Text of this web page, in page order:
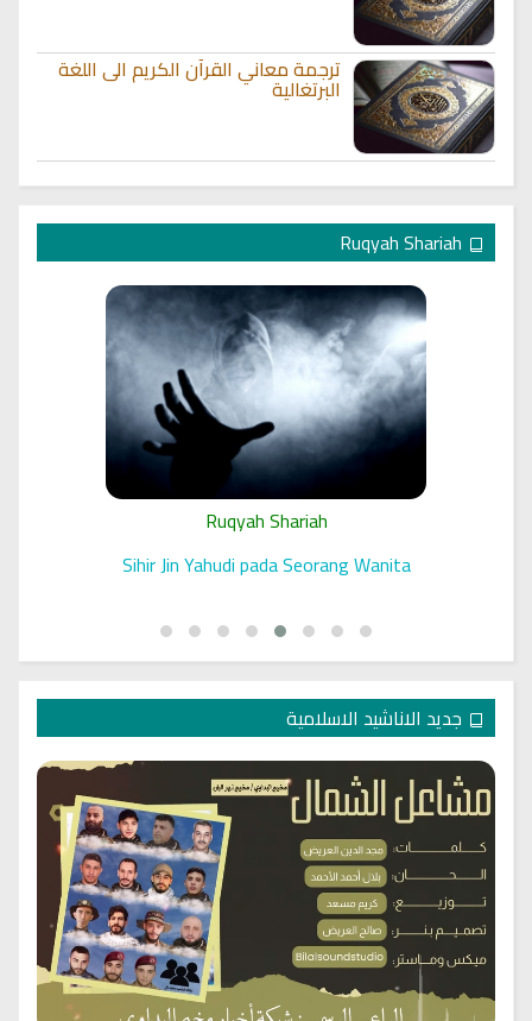
ترجمة معاني القرآن الكريم الى اللغة
البرتغالية
Ruqyah Shariah
Sihir Jin Yahudi pada Seorang Wanita
جديد الاناشيد الاسلامية